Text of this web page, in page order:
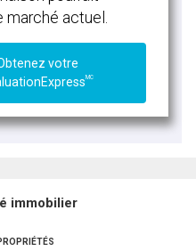
marché actuel.
votre
MC
immobilier